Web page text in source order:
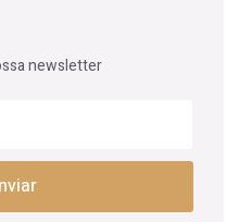
newsletter